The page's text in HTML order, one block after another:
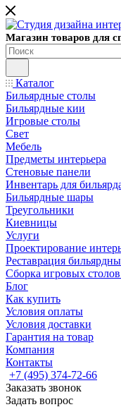
Магазин товаров для
Каталог
Бильярдные столы
Бильярдные кии
Игровые столы
Свет
Мебель
Предметы интерьера
Стеновые панели
Инвентарь для
Бильярдные шары
Треугольники
Киевницы
Услуги
Проектирование
Реставрация
Сборка игровых
Блог
Как купить
Условия оплаты
Условия доставки
Гарантия на товар
Компания
Контакты
+7 (495) 374-72-66
Заказать звонок
Задать вопрос